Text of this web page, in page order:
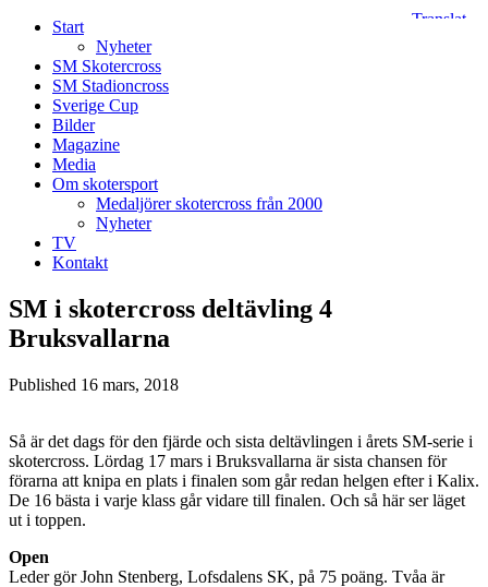
Start
Nyheter
SM Skotercross
SM Stadioncross
Sverige Cup
Bilder
Magazine
Media
Om skotersport
Medaljörer skotercross från 2000
Nyheter
TV
Kontakt
SM i skotercross deltävling 4
Bruksvallarna
Published 16 mars, 2018
Så är det dags för den fjärde och sista deltävlingen i årets SM-serie i
skotercross. Lördag 17 mars i Bruksvallarna är sista chansen för
förarna att knipa en plats i finalen som går redan helgen efter i Kalix.
De 16 bästa i varje klass går vidare till finalen. Och så här ser läget
ut i toppen.
Open
Leder gör John Stenberg, Lofsdalens SK, på 75 poäng. Tvåa är